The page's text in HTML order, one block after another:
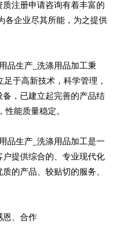
注册申请咨询有着丰富的
各企业尽其所能，为之提供
品生产_洗涤用品加工秉
于高新技术，科学管理，
，已建立起完善的产品结
能质量稳定。
品生产_洗涤用品加工是一
提供综合的、专业现代化
的产品、较贴切的服务、
恩、合作